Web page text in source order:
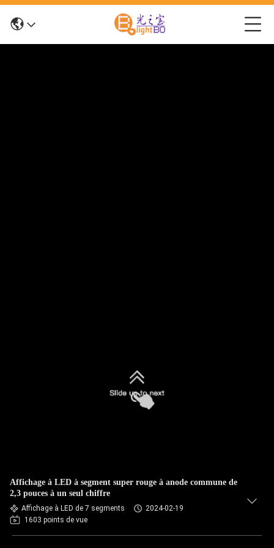
Affichage à LED à segment super rouge à anode commune de
2,3 pouces à un seul chiffre
Affichage à LED de 7 segments
2024-02-19
1603 points de vue